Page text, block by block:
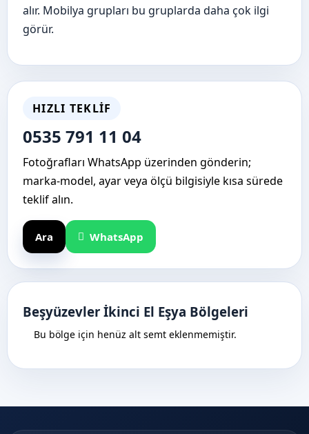
alır. Mobilya grupları bu gruplarda daha çok ilgi
görür.
HIZLI TEKLIF
0535 791 11 04
Fotoğrafları WhatsApp üzerinden gönderin;
marka-model, ayar veya ölçü bilgisiyle kısa sürede
teklif alın.
Ara WhatsApp
Beşyüzevler İkinci El Eşya Bölgeleri
Bu bölge için henüz alt semt eklenmemiştir.